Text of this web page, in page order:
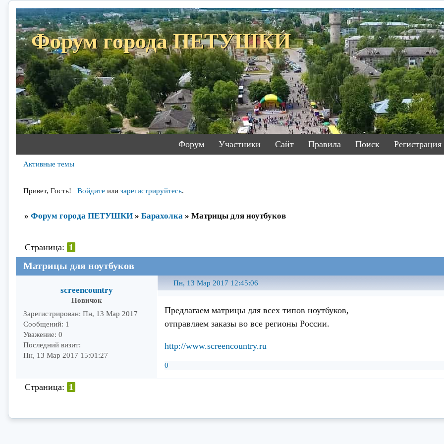
Форум города ПЕТУШКИ
Форум Участники Сайт Правила Поиск Регистрация
Активные темы
Привет, Гость! Войдите или зарегистрируйтесь.
» Форум города ПЕТУШКИ » Барахолка » Матрицы для ноутбуков
Матрицы для ноутбуков
Страница: 1
Пн, 13 Мар 2017 12:45:06
screencountry
Новичок
Зарегистрирован: Пн, 13 Мар 2017
Сообщений: 1
Уважение: 0
Последний визит:
Пн, 13 Мар 2017 15:01:27
Предлагаем матрицы для всех типов ноутбуков,
отправляем заказы во все регионы России.
http://www.screencountry.ru
0
Страница: 1